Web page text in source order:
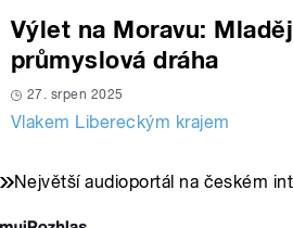
Výlet na Moravu:
průmyslová dráha
27. srpen 2025
Vlakem Libereckým krajem
Největší audioportál na českém